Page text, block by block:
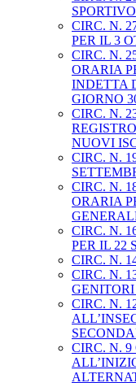
CIRC. N.
PER IL 3
CIRC. N.
ORARIA
INDETTA
GIORNO
CIRC. N.
NUOVI
CIRC. N.
CIRC. N.
ORARIA
CIRC. N.
PER IL 22
CIRC. N.
CIRC. N.
CIRC. N.
CIRC. N.